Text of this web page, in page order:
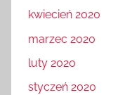
kwiecień 2020
marzec 2020
luty 2020
styczeń 2020